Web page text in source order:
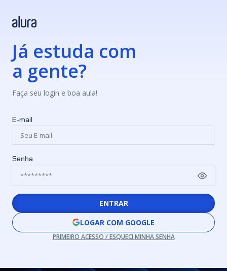
Já estuda com
a gente?
Faça seu login e boa aula!
E-mail
Senha
ENTRAR
LOGAR COM GOOGLE
PRIMEIRO ACESSO / ESQUECI MINHA SENHA